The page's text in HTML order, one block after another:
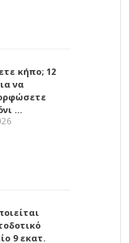
κήπο; 12
να
…
9 εκατ.